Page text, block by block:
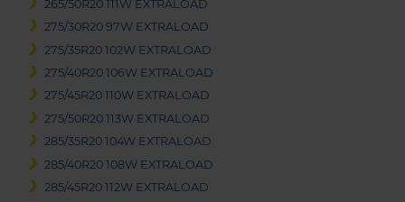
265/50R20 111W EXTRALOAD
275/30R20 97W EXTRALOAD
275/35R20 102W EXTRALOAD
275/40R20 106W EXTRALOAD
275/45R20 110W EXTRALOAD
275/50R20 113W EXTRALOAD
285/35R20 104W EXTRALOAD
285/40R20 108W EXTRALOAD
285/45R20 112W EXTRALOAD